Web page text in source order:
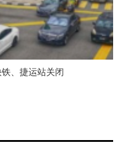
、捷运站关闭